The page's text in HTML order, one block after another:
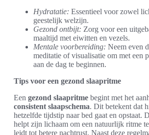
Hydratatie: Essentieel voor zowel
geestelijk welzijn.
Gezond ontbijt: Zorg voor een
maaltijd met eiwitten en vezels.
Mentale voorbereiding: Neem even
meditatie of visualisatie om met een
aan de dag te beginnen.
Tips voor een gezond slaapritme
Een gezond slaapritme begint met het
consistent slaapschema. Dit betekent dat
hetzelfde tijdstip naar bed gaat en opstaat.
helpt zijn lichaam om een natuurlijk ritme
leidt tot betere nachtrust. Naast deze